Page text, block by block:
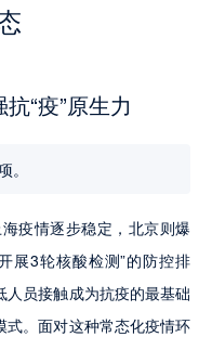
“疫”原生力
。
疫情逐步稳定，北京则爆
展3轮核酸检测”的防控排
员接触成为抗疫的最基础
。面对这种常态化疫情环